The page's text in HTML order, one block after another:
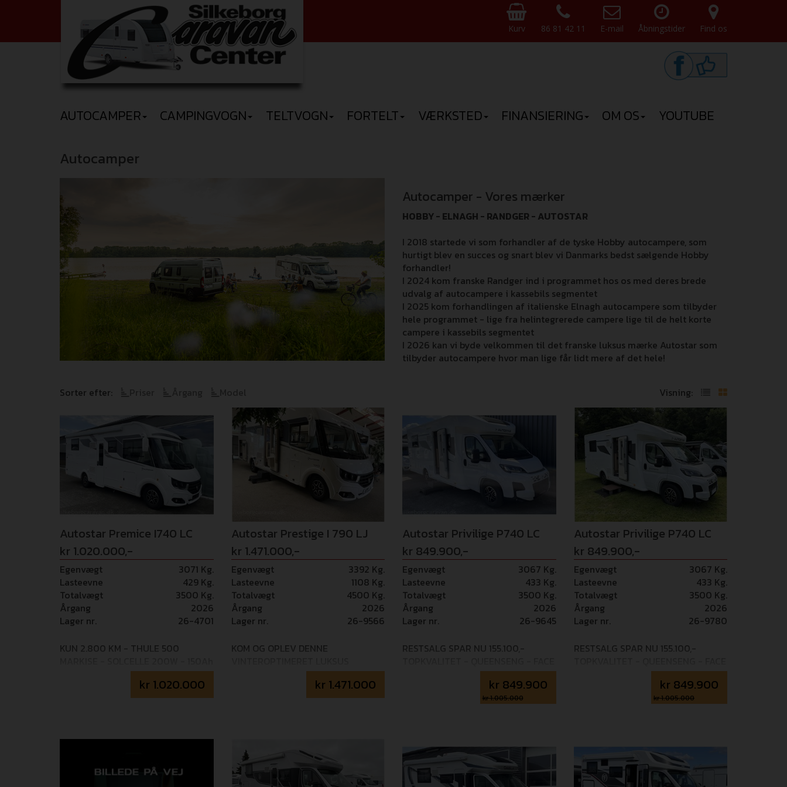
Kurv 86 81 42 11 E-mail Åbningstider Find os
AUTOCAMPER CAMPINGVOGN TELTVOGN FORTELT VÆRKSTED FINANSIERING OM OS YOUTUBE
Autocamper
Autocamper - Vores mærker
HOBBY - ELNAGH - RANDGER - AUTOSTAR
I 2018 startede vi som forhandler af de tyske Hobby autocampere, som
hurtigt blev en succes og snart blev vi Danmarks bedst sælgende Hobby
forhandler!
I 2024 kom franske Randger ind i programmet hos os med deres brede
udvalg af autocampere i kassebils segmentet
I 2025 kom forhandlingen af italienske Elnagh autocampere som tilbyder
hele programmet - lige fra helintegrerede campere lige til de helt korte
campere i kassebils segmentet
I 2026 kan vi byde velkommen til det franske luksus mærke Autostar som
tilbyder autocampere hvor man lige får lidt mere af det hele!
Sorter efter: Visning:
Autostar Premice I740 LC
kr 1.020.000,-
Egenvægt
3071 Kg.
Lasteevne
429 Kg.
Totalvægt
3500 Kg.
Årgang
2026
Lager nr.
26-4701
KUN 2.800 KM - THULE 500
LITHIUM BATTERI - SPAR 80.000,-
IFT NY PREMICE I740LC
autocamperen har en
rummeligt og luksuriøst brusebad.
omhyggeligt designet til kræsne
autocamperentusiaster. Følelsen af
kr 1.020.000
Autostar Prestige I 790 LJ
kr 1.471.000,-
Egenvægt
3392 Kg.
Lasteevne
1108 Kg.
Totalvægt
4500 Kg.
Årgang
2026
Lager nr.
26-9566
KOM OG OPLEV DENNE
AUTOCAMPER FRA AUTOSTAR -
PRIS/KVALITET ER SVÆRT AT SLÅ!
Mulighed for tilkøb af 36 mdr+
centralvarmeanlæg, Komplet
kredsløb af radiator, Gulvvarme i
kabine (ALDE gulvtæppe med
kr 1.471.000
Autostar Privilige P740 LC
kr 849.900,-
Egenvægt
3067 Kg.
Lasteevne
433 Kg.
Totalvægt
3500 Kg.
Årgang
2026
Lager nr.
26-9645
RESTSALG SPAR NU 155.100,-
TO FACE SIDDEGRUPPE - 180 HK -
AUT.GEAR Kommer hjem med
dette fabriksmonteret: PRIVILÈGE
memoryskum madras,
Mørklægningsgardiner i kabine,
Pioneer multimedia radio med 9”
kr 849.900
kr 1.005.000
Autostar Privilige P740 LC
kr 849.900,-
Egenvægt
3067 Kg.
Lasteevne
433 Kg.
Totalvægt
3500 Kg.
Årgang
2026
Lager nr.
26-9780
RESTSALG SPAR NU 155.100,-
TO FACE SIDDEGRUPPE - 180 HK -
AUT.GEAR Kommer hjem med
dette fabriksmonteret: PRIVILÈGE
memoryskum madras,
Mørklægningsgardiner i kabine,
Pioneer multimedia radio med 9”
kr 849.900
kr 1.005.000